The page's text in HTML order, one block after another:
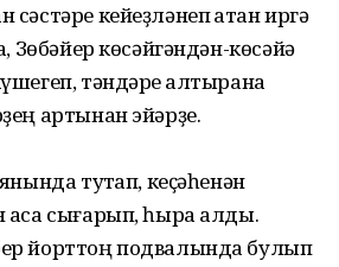
кейеҙләнеп ҡатҡан иргә
Зөбәйер көсәйгәндән-көсәйә
тәндәре ҡалтырана
артынан эйәрҙе.
туҡтап, кеҫәһенән
сығарып, һыра алды.
йорттоң подвалында булып